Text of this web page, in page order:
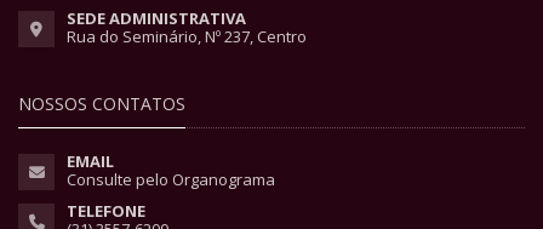
SEDE ADMINISTRATIVA
Rua do Seminário, Nº 237, Centro
NOSSOS CONTATOS
EMAIL
Consulte pelo Organograma
TELEFONE